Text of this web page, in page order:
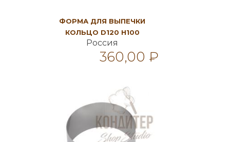
ФОРМА ДЛЯ ВЫПЕЧКИ
КОЛЬЦО D120 H100
Россия
360,00 ₽